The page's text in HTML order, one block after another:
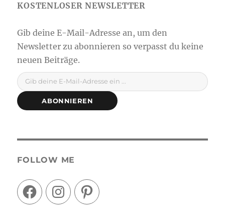
Gib deine E-Mail-Adresse ein ...
ABONNIEREN
FOLLOW ME
FacebookInstagramPinterest